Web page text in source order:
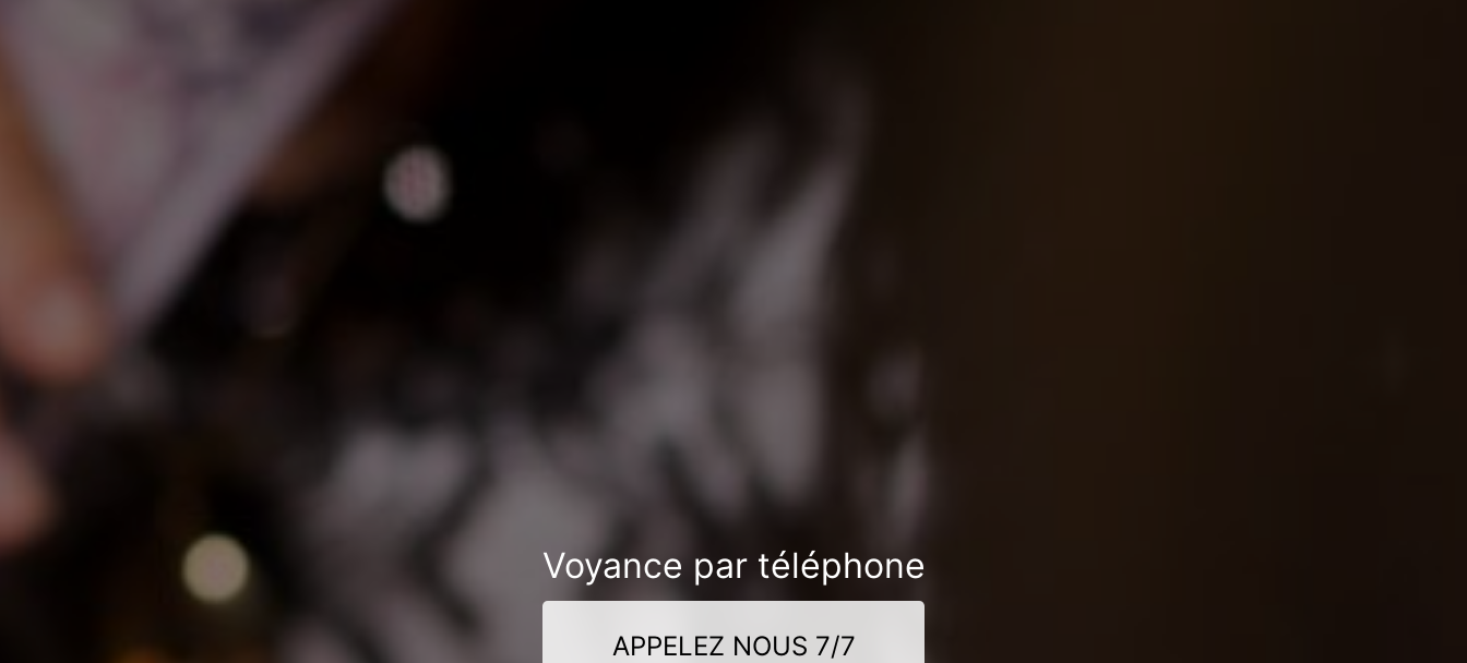
Voyance par téléphone
APPELEZ NOUS 7/7